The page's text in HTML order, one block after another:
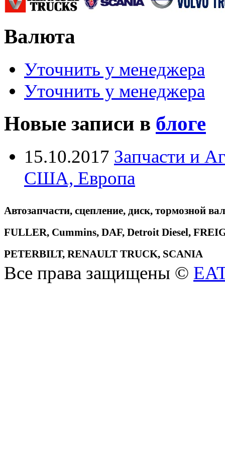
Валюта
Уточнить у менеджера
Уточнить у менеджера
Новые записи в блоге
15.10.2017 Запчасти и
США, Европа
Автозапчасти, сцепление, диск, тормозной
FULLER, Cummins, DAF, Detroit Diesel,
PETERBILT, RENAULT TRUCK, SCANIA
Все права защищены ©